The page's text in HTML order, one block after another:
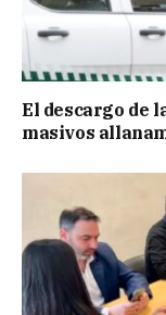
El descargo de
masivos